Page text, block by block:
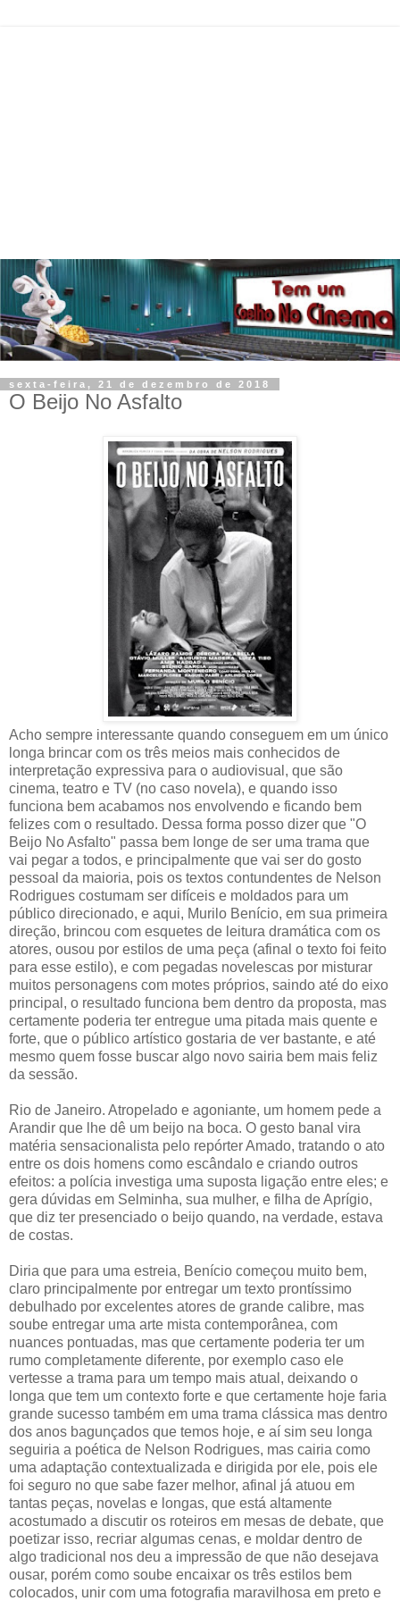
sexta-feira, 21 de dezembro de 2018
O Beijo No Asfalto
Acho sempre interessante quando conseguem em um único
longa brincar com os três meios mais conhecidos de
interpretação expressiva para o audiovisual, que são
cinema, teatro e TV (no caso novela), e quando isso
funciona bem acabamos nos envolvendo e ficando bem
felizes com o resultado. Dessa forma posso dizer que "O
Beijo No Asfalto" passa bem longe de ser uma trama que
vai pegar a todos, e principalmente que vai ser do gosto
pessoal da maioria, pois os textos contundentes de Nelson
Rodrigues costumam ser difíceis e moldados para um
público direcionado, e aqui, Murilo Benício, em sua primeira
direção, brincou com esquetes de leitura dramática com os
atores, ousou por estilos de uma peça (afinal o texto foi feito
para esse estilo), e com pegadas novelescas por misturar
muitos personagens com motes próprios, saindo até do eixo
principal, o resultado funciona bem dentro da proposta, mas
certamente poderia ter entregue uma pitada mais quente e
forte, que o público artístico gostaria de ver bastante, e até
mesmo quem fosse buscar algo novo sairia bem mais feliz
da sessão.
Rio de Janeiro. Atropelado e agoniante, um homem pede a
Arandir que lhe dê um beijo na boca. O gesto banal vira
matéria sensacionalista pelo repórter Amado, tratando o ato
entre os dois homens como escândalo e criando outros
efeitos: a polícia investiga uma suposta ligação entre eles; e
gera dúvidas em Selminha, sua mulher, e filha de Aprígio,
que diz ter presenciado o beijo quando, na verdade, estava
de costas.
Diria que para uma estreia, Benício começou muito bem,
claro principalmente por entregar um texto prontíssimo
debulhado por excelentes atores de grande calibre, mas
soube entregar uma arte mista contemporânea, com
nuances pontuadas, mas que certamente poderia ter um
rumo completamente diferente, por exemplo caso ele
vertesse a trama para um tempo mais atual, deixando o
longa que tem um contexto forte e que certamente hoje faria
grande sucesso também em uma trama clássica mas dentro
dos anos bagunçados que temos hoje, e aí sim seu longa
seguiria a poética de Nelson Rodrigues, mas cairia como
uma adaptação contextualizada e dirigida por ele, pois ele
foi seguro no que sabe fazer melhor, afinal já atuou em
tantas peças, novelas e longas, que está altamente
acostumado a discutir os roteiros em mesas de debate, que
poetizar isso, recriar algumas cenas, e moldar dentro de
algo tradicional nos deu a impressão de que não desejava
ousar, porém como soube encaixar os três estilos bem
colocados, unir com uma fotografia maravilhosa em preto e